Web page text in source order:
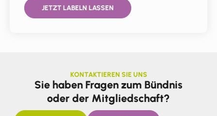
JETZT LABELN LASSEN
KONTAKTIEREN SIE UNS
Sie haben Fragen zum Bündnis
oder der Mitgliedschaft?